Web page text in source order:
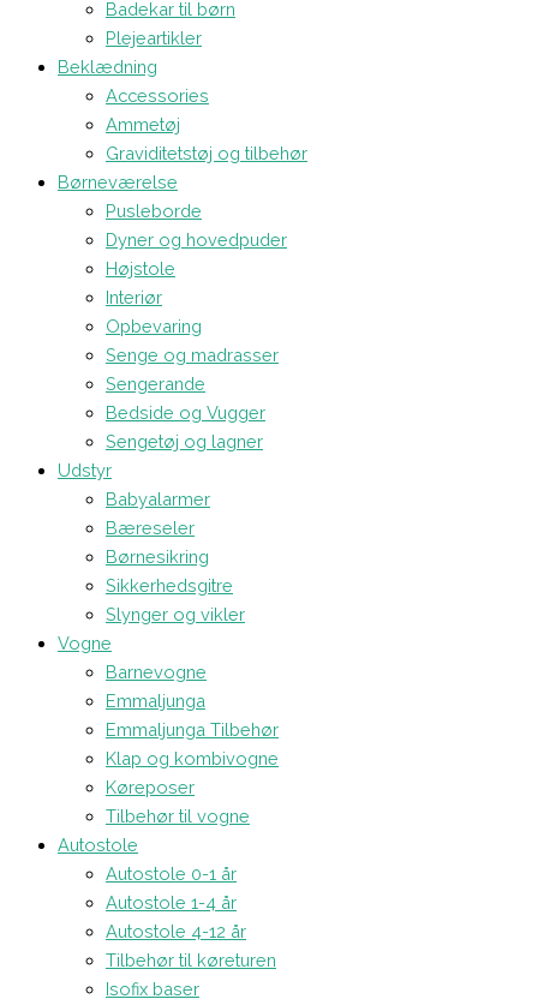
Badekar til børn
Plejeartikler
Beklædning
Accessories
Ammetøj
Graviditetstøj og tilbehør
Børneværelse
Pusleborde
Dyner og hovedpuder
Højstole
Interiør
Opbevaring
Senge og madrasser
Sengerande
Bedside og Vugger
Sengetøj og lagner
Udstyr
Babyalarmer
Bæreseler
Børnesikring
Sikkerhedsgitre
Slynger og vikler
Vogne
Barnevogne
Emmaljunga
Emmaljunga Tilbehør
Klap og kombivogne
Køreposer
Tilbehør til vogne
Autostole
Autostole 0-1 år
Autostole 1-4 år
Autostole 4-12 år
Tilbehør til køreturen
Isofix baser